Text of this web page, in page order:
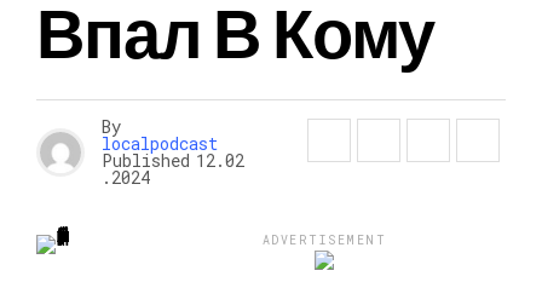
Впал В Кому
By
localpodcast
Published 12.02
.2024
ADVERTISEMENT